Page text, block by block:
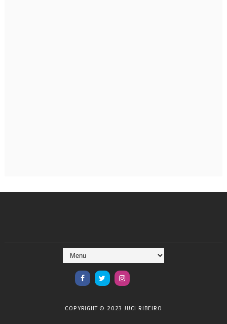
COPYRIGHT © 2023 JUCI RIBEIRO